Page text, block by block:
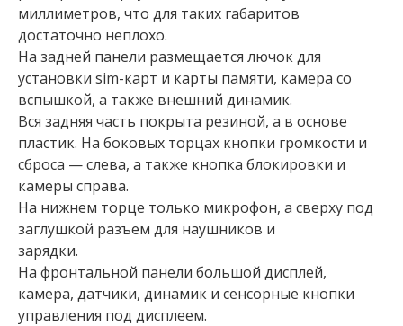
миллиметров, что для таких габаритов
достаточно неплохо.
На задней панели размещается лючок для
установки sim-карт и карты памяти, камера со
вспышкой, а также внешний динамик.
Вся задняя часть покрыта резиной, а в основе
пластик. На боковых торцах кнопки громкости и
сброса — слева, а также кнопка блокировки и
камеры справа.
На нижнем торце только микрофон, а сверху под
заглушкой разъем для наушников и
зарядки.
На фронтальной панели большой дисплей,
камера, датчики, динамик и сенсорные кнопки
управления под дисплеем.